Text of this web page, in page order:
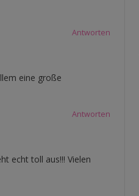
Antworten
eine große
Antworten
echt toll aus!!! Vielen